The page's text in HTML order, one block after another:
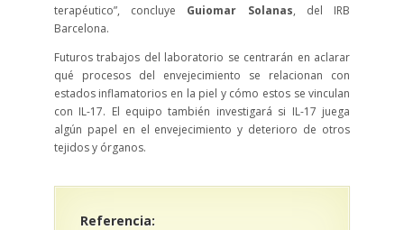
terapéutico”, concluye Guiomar Solanas, del IRB
Barcelona.
Futuros trabajos del laboratorio se centrarán en aclarar
qué procesos del envejecimiento se relacionan con
estados inflamatorios en la piel y cómo estos se vinculan
con IL-17. El equipo también investigará si IL-17 juega
algún papel en el envejecimiento y deterioro de otros
tejidos y órganos.
Referencia: